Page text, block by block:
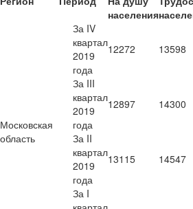
населения
Московская
область
За IV
квартал
2019
года
12272 13598
За III
квартал
2019
года
12897 14300
За II
квартал
2019
года
13115 14547
За I